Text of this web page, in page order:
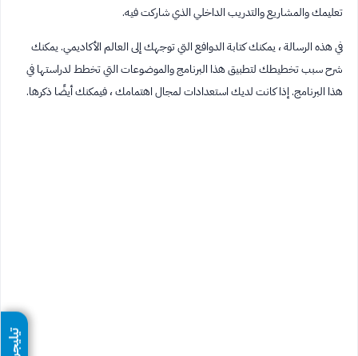
تعليمك والمشاريع والتدريب الداخلي الذي شاركت فيه.
في هذه الرسالة ، يمكنك كتابة الدوافع التي توجهك إلى العالم الأكاديمي. يمكنك
شرح سبب تخطيطك لتطبيق هذا البرنامج والموضوعات التي تخطط لدراستها في
هذا البرنامج. إذا كانت لديك استعدادات لمجال اهتمامك ، فيمكنك أيضًا ذكرها.